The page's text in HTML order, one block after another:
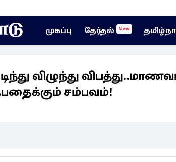
முகப்பு தேர்தல் New
விழுந்து
சம்பவம்!